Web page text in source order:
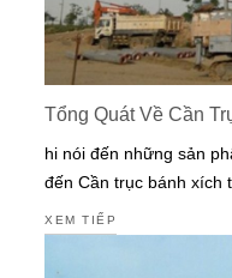
Tổng Quát Về Cần
hi nói đến những sản
đến Cần trục bánh xích
XEM TIẾP